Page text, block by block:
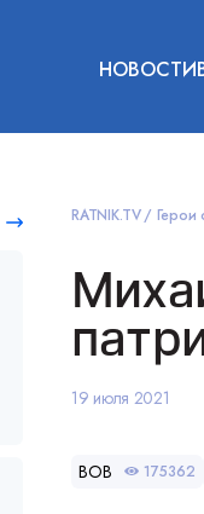
НОВОСТИ
RATNIK.TV Герои
19 июля 2021
ВОВ 175362